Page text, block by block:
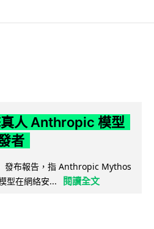
人 Anthropic 模型
者
發布報告，指 Anthropic Mythos
型在網絡安...
閱讀全文